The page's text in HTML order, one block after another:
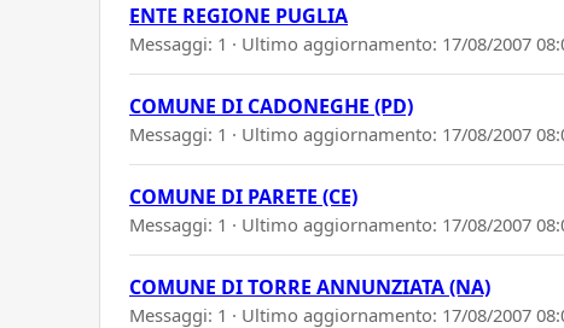
ENTE REGIONE PUGLIA
Messaggi: 1 · Ultimo aggiornamento: 17/08/2007
COMUNE DI CADONEGHE (PD)
Messaggi: 1 · Ultimo aggiornamento: 17/08/2007
COMUNE DI PARETE (CE)
Messaggi: 1 · Ultimo aggiornamento: 17/08/2007
COMUNE DI TORRE ANNUNZIATA (NA)
Messaggi: 1 · Ultimo aggiornamento: 17/08/2007